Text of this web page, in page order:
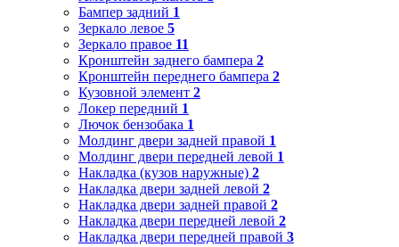
Бампер задний 1
Зеркало левое 5
Зеркало правое 11
Кронштейн заднего бампера 2
Кронштейн переднего бампера 2
Кузовной элемент 2
Локер передний 1
Лючок бензобака 1
Молдинг двери задней правой 1
Молдинг двери передней левой 1
Накладка (кузов наружные) 2
Накладка двери задней левой 2
Накладка двери задней правой 2
Накладка двери передней левой 2
Накладка двери передней правой 3